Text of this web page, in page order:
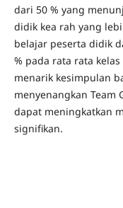
dari 50 % yang
didik kea rah yang
belajar peserta didik
% pada rata rata
menarik kesimpulan
menyenangkan Team
dapat meningkatkan
signifikan.